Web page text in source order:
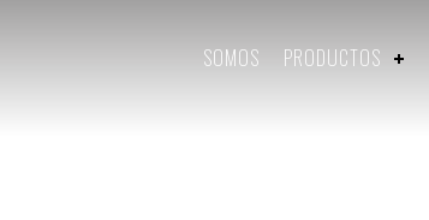
SOMOS PRODUCTOS